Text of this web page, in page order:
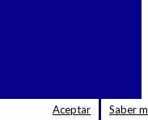
Aceptar Saber